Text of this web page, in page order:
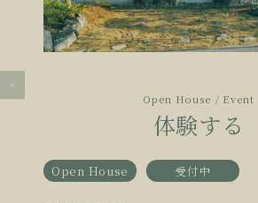
Open House / Event
体験する
Open House 受付中